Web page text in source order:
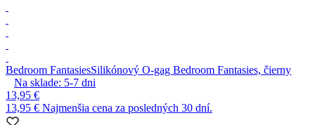
Bedroom FantasiesSilikónový O-gag Bedroom Fantasies, čierny
Na sklade: 5-7 dni
13,95 €
13,95 € Najmenšia cena za posledných 30 dní.